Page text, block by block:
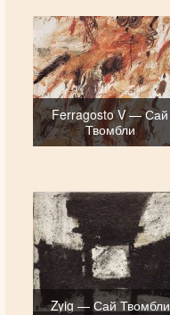
Ferragosto V — Сай
Твомбли
Zyig — Сай Твомбли